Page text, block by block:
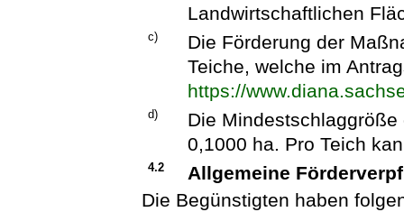
Landwirtschaftlichen
c)
Die Förderung der
Teiche, welche im
https://
d)
Die
0,1000 ha. Pro Teich
4.2
Allgemeine
Die Begünstigten haben